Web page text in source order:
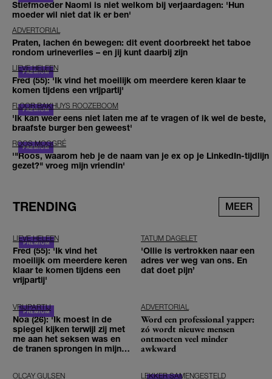
Stiefmoeder Naomi is niet welkom bij verjaardagen: 'Hun
moeder wil niet dat ik er ben'
ADVERTORIAL
Praten, lachen én bewegen: dit event doorbreekt het taboe
rondom urineverlies – en jij kunt daarbij zijn
LIEVE HELEEN
Fred (55): 'Ik vind het moeilijk om meerdere keren klaar te
komen tijdens een vrijpartij'
FLOOR BAKHUYS ROOZEBOOM
'Ik kan weer eens niet laten me af te vragen of ik wel de beste,
braafste burger ben geweest'
ROOS MOGGRÉ
'"Roos, waarom heb je de naam van je ex op je LinkedIn-tijdlijn
gezet?" vroeg mijn vriendin'
TRENDING MEER
LIEVE HELEEN
Fred (55): 'Ik vind het
moeilijk om meerdere keren
klaar te komen tijdens een
vrijpartij'
TATUM DAGELET
'Ollie is vertrokken naar een
adres ver weg van ons. En
dat doet pijn’
VRIJPARTIJ
Noa (26): 'Ik moest in de
spiegel kijken terwijl zij met
me aan het seksen was en
de tranen sprongen in mijn
ADVERTORIAL
Word een professional yapper:
zó wordt nieuwe mensen
ontmoeten veel minder
awkward
OLCAY GULSEN LEKKER SAMENGESTELD